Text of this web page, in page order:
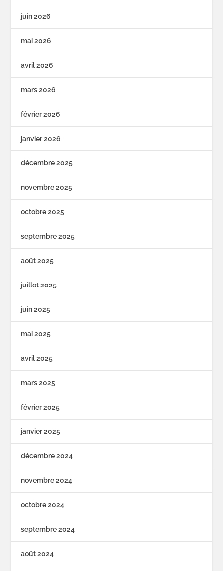
juin 2026
mai 2026
avril 2026
mars 2026
février 2026
janvier 2026
décembre 2025
novembre 2025
octobre 2025
septembre 2025
août 2025
juillet 2025
juin 2025
mai 2025
avril 2025
mars 2025
février 2025
janvier 2025
décembre 2024
novembre 2024
octobre 2024
septembre 2024
août 2024